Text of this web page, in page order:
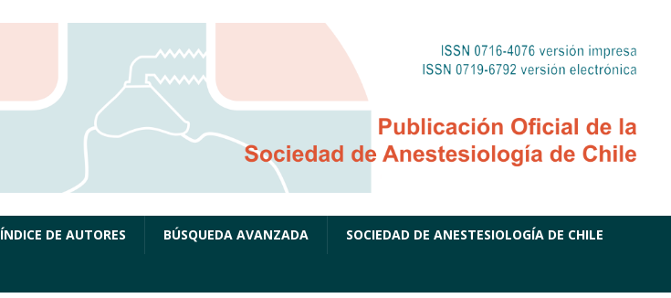
ÍNDICE DE AUTORES BÚSQUEDA AVANZADA SOCIEDAD DE ANESTESIOLOGÍA DE CHILE